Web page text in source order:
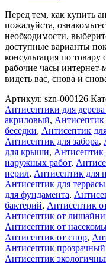
Перед тем, как купить
пожалуйста,
необходимости,
доступные варианты
консультация по товару
рабочие часы
видеть вас, снова и
Артикул: szn-000126
Антисептики для
акриловый,
беседки, Антисептик
Антисептик для забора,
для крыши, Антисептик
наружных работ,
перил, Антисептик для
Антисептик для террасы
для фундамента,
бактерий, Антисептик
Антисептик от
Антисептик от
Антисептик от спор,
Антисептик прозрачный
Антисептик